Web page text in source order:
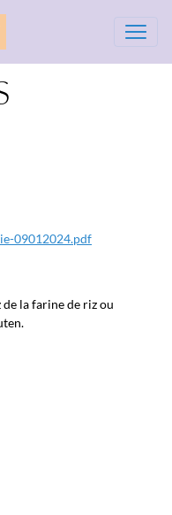
09012024.pdf
de la farine de riz ou